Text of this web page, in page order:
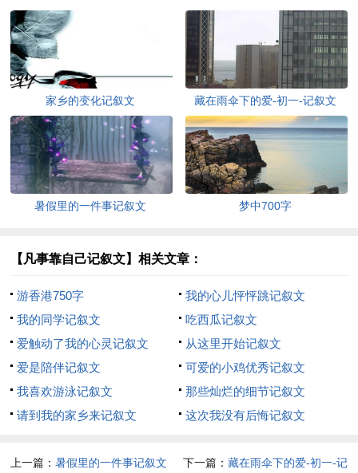
家乡的变化记叙文 藏在雨伞下的爱-初一-记叙文
暑假里的一件事记叙文 梦中700字
【凡事靠自己记叙文】相关文章：
游香港750字
我的心儿怦怦跳记叙文
我的同学记叙文
吃西瓜记叙文
爱触动了我的心灵记叙文
从这里开始记叙文
爱是陪伴记叙文
可爱的小鸡优秀记叙文
我喜欢游泳记叙文
那些灿烂的细节记叙文
请到我的家乡来记叙文
这次我没有后悔记叙文
上一篇：暑假里的一件事记叙文 下一篇： 藏在雨伞下的爱-初一-记